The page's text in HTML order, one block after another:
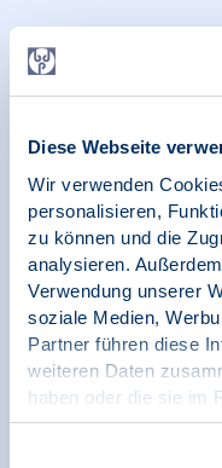
Diese Webseite
Wir verwenden
personalisieren,
zu können und die
analysieren.
Verwendung unserer
soziale Medien,
Partner führen diese
weiteren Daten
haben oder die sie im
gesammelt haben.
report
Gesunde Arbeit -
"Arbeit 4.0"
02.02.2024
report
report
Sammeln - Die
sexualisierte